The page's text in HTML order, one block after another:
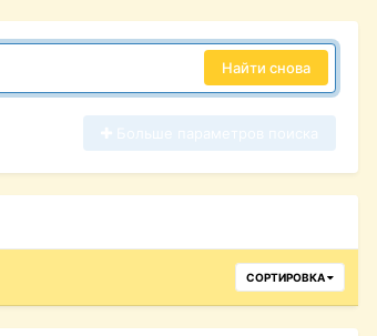
Найти снова
СОРТИРОВКА